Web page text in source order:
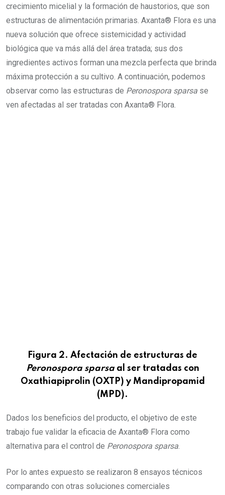
crecimiento micelial y la formación de haustorios, que son
estructuras de alimentación primarias. Axanta® Flora es una
nueva solución que ofrece sistemicidad y actividad
biológica que va más allá del área tratada; sus dos
ingredientes activos forman una mezcla perfecta que brinda
máxima protección a su cultivo. A continuación, podemos
observar como las estructuras de Peronospora sparsa se
ven afectadas al ser tratadas con Axanta® Flora.
Figura 2. Afectación de estructuras de
Peronospora sparsaal ser tratadas con
Oxathiapiprolin (OXTP) y Mandipropamid
(MPD).
Dados los beneficios del producto, el objetivo de este
trabajo fue validar la eficacia de Axanta® Flora como
alternativa para el control de Peronospora sparsa.
Por lo antes expuesto se realizaron 8 ensayos técnicos
comparando con otras soluciones comerciales